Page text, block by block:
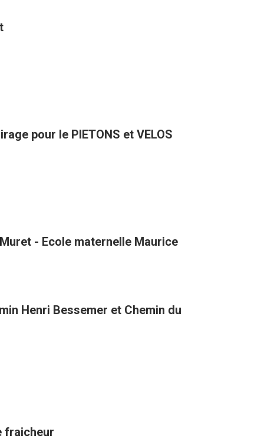
D'ATLANTA avec de l'éclairage pour le PIETONS et VELOS
- Ecole maternelle Maurice
Henri Bessemer et Chemin du
fraicheur